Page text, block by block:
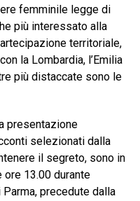
femminile legge di
più interessato alla
territoriale,
la Lombardia, l’Emilia
più distaccate sono le
presentazione
selezionati dalla
il segreto, sono in
13.00 durante
precedute dalla